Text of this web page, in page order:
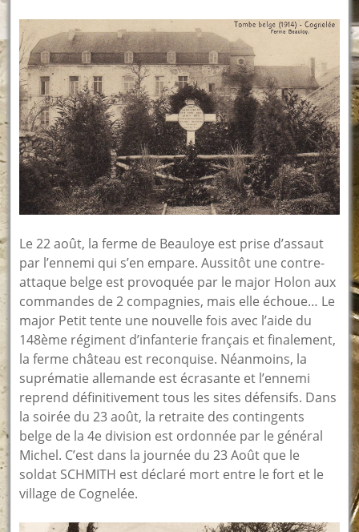
Le 22 août, la ferme de Beauloye est prise d’assaut
par l’ennemi qui s’en empare. Aussitôt une contre-
attaque belge est provoquée par le major Holon aux
commandes de 2 compagnies, mais elle échoue… Le
major Petit tente une nouvelle fois avec l’aide du
148ème régiment d’infanterie français et finalement,
la ferme château est reconquise. Néanmoins, la
suprématie allemande est écrasante et l’ennemi
reprend définitivement tous les sites défensifs. Dans
la soirée du 23 août, la retraite des contingents
belge de la 4e division est ordonnée par le général
Michel. C’est dans la journée du 23 Août que le
soldat SCHMITH est déclaré mort entre le fort et le
village de Cognelée.